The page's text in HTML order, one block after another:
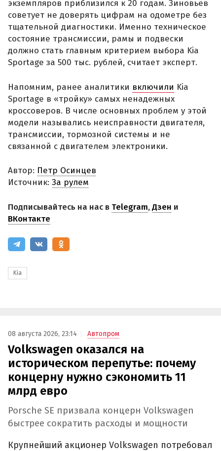
экземпляров приблизился к 20 годам. Зиновьев
советует не доверять цифрам на одометре без
тщательной диагностики. Именно техническое
состояние трансмиссии, рамы и подвески
должно стать главным критерием выбора Kia
Sportage за 500 тыс. рублей, считает эксперт.
Напомним, ранее аналитики включили Kia
Sportage в «тройку» самых ненадежных
кроссоверов. В числе основных проблем у этой
модели назывались неисправности двигателя,
трансмиссии, тормозной системы и не
связанной с двигателем электроники.
Автор: Петр Осинцев
Источник: За рулем
Подписывайтесь на нас в Telegram,Дзен и
ВКонтакте
Kia
08 августа 2026, 23:14 Автопром
Volkswagen оказался на
историческом перепутье: почему
концерну нужно сэкономить 11
млрд евро
Porsche SE призвала концерн Volkswagen
быстрее сократить расходы и мощности
Крупнейший акционер Volkswagen потребовал